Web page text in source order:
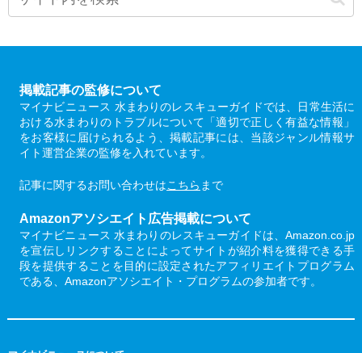
掲載記事の監修について
マイナビニュース 水まわりのレスキューガイドでは、日常生活に
おける水まわりのトラブルについて「適切で正しく有益な情報」
をお客様に届けられるよう、掲載記事には、当該ジャンル情報サ
イト運営企業の監修を入れています。
記事に関するお問い合わせはこちら まで
Amazonアソシエイト広告掲載について
マイナビニュース 水まわりのレスキューガイドは、Amazon.co.jp
を宣伝しリンクすることによってサイトが紹介料を獲得できる手
段を提供することを目的に設定されたアフィリエイトプログラム
である、Amazonアソシエイト・プログラムの参加者です。